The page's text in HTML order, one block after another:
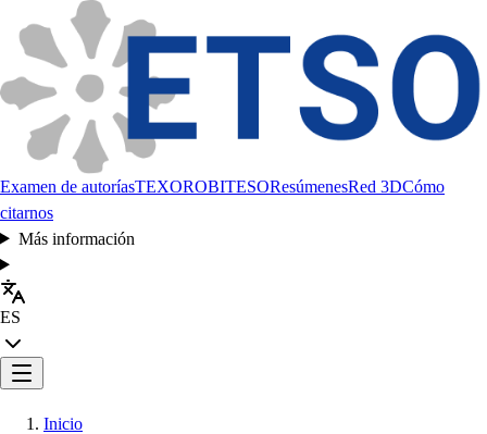
Examen de autoríasTEXOROBITESOResúmenesRed 3DCómo
citarnos
Más información
ES
Inicio